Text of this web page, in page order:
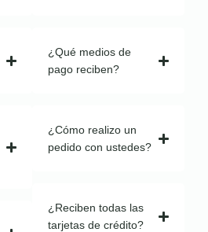
¿Qué medios de
pago reciben?
¿Cómo realizo un
pedido con ustedes?
¿Reciben todas las
tarjetas de crédito?